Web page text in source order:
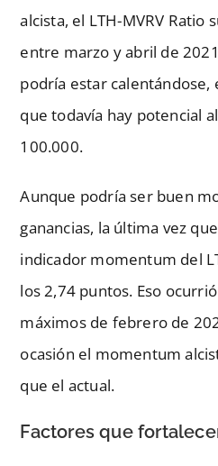
alcista, el LTH-MVRV Ratio
entre marzo y abril de
podría estar calentándose,
que todavía hay potencial
100.000.
Aunque podría ser buen
ganancias, la última vez
indicador momentum del
los 2,74 puntos. Eso
máximos de febrero de
ocasión el momentum
que el actual.
Factores que